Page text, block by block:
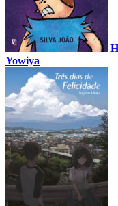
Yowiya